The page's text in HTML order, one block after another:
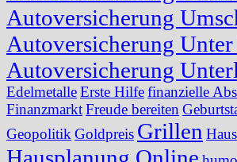
Autoversicherung
Autoversicherung Unter
Autoversicherung
EdelmetalleErste Hilfefinanzielle
FinanzmarktFreude bereiten
Geopolitik Goldpreis Grillen